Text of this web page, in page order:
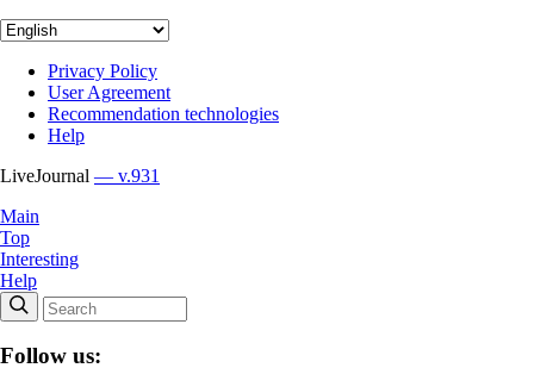
Privacy Policy
User Agreement
Recommendation technologies
Help
LiveJournal — v.931
Main
Top
Interesting
Help
Follow us: